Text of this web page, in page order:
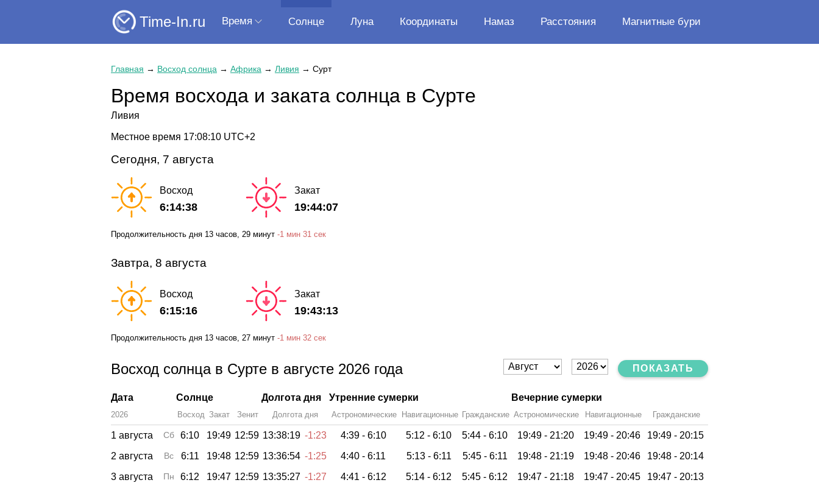
Time-In.ru Время Солнце Луна Координаты Намаз Расстояния Магнитные бури
Главная → Восход солнца → Африка → Ливия → Сурт
Время восхода и заката солнца в Сурте
Ливия
Местное время 17:08:11UTC+2
Сегодня, 7 августа
Восход
6:14:38
Закат
19:44:07
Продолжительность дня 13 часов , 29 минут -1 мин 31 сек
Завтра, 8 августа
Восход
6:15:16
Закат
19:43:13
Продолжительность дня 13 часов, 27 минут -1 мин 32 сек
Восход солнца в Сурте в августе 2026 года ПОКАЗАТЬ
Дата Солнце Долгота дня Утренние сумерки Вечерние сумерки
2026 Восход Закат Зенит Долгота дня Астрономические Навигационные Гражданские Астрономические Навигационные Гражданские
1 августа Сб 6:10 19:49 12:59 13:38:19 -1:23 4:39 - 6:10 5:12 - 6:10 5:44 - 6:10 19:49 - 21:20 19:49 - 20:46 19:49 - 20:15
2 августа
Вс 6:11 19:48 12:59 13:36:54 -1:25 4:40 - 6:11 5:13 - 6:11 5:45 - 6:11 19:48 - 21:19 19:48 - 20:46 19:48 - 20:14
3 августа
Пн 6:12 19:47 12:59 13:35:27 -1:27 4:41 - 6:12 5:14 - 6:12 5:45 - 6:12 19:47 - 21:18 19:47 - 20:45 19:47 - 20:13